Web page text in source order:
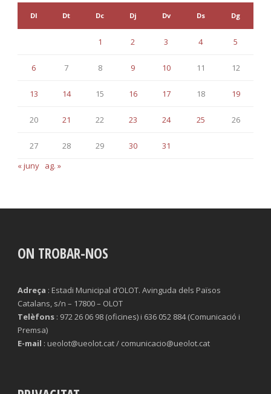
Dl Dt Dc Dj Dv Ds Dg
1 2 3 4 5
6 7 8 9 10 11 12
13 14 15 16 17 18 19
20 21 22 23 24 25 26
27 28 29 30
31
« juny ag. »
ON TROBAR-NOS
Adreça : Estadi Municipal d’OLOT. Avinguda dels Països
Catalans, s/n – 17800 – OLOT
Telèfons : 972 26 06 98 (oficines) i 636 052 884 (Comunicació i
Premsa)
E-mail : ueolot@ueolot.cat / comunicacio@ueolot.cat